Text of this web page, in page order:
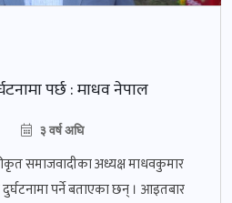
पर्छ : माधव नेपाल
३ वर्ष अघि
समाजवादीका अध्यक्ष माधवकुमार
पर्ने बताएका छन् । आइतबार